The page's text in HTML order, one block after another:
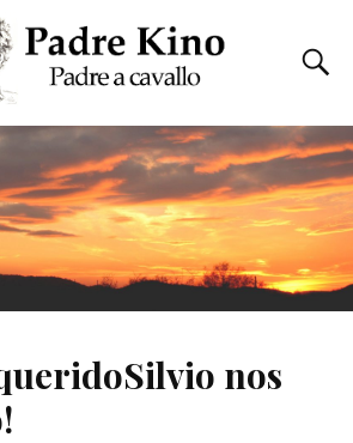
nos